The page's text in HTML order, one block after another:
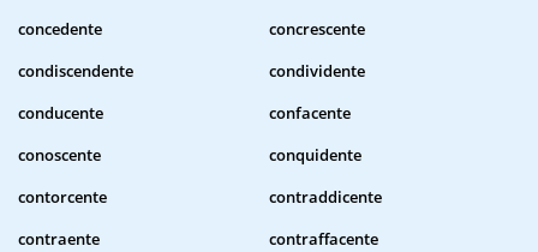
concedente
concrescente
condiscendente
condividente
conducente
confacente
conoscente
conquidente
contorcente
contraddicente
contraente
contraffacente